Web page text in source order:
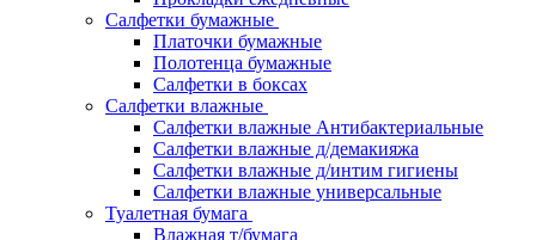
Салфетки бумажные
Платочки бумажные
Полотенца бумажные
Салфетки в боксах
Салфетки влажные
Салфетки влажные Антибактериальные
Салфетки влажные д/демакияжа
Салфетки влажные д/интим гигиены
Салфетки влажные универсальные
Туалетная бумага
Влажная т/бумага